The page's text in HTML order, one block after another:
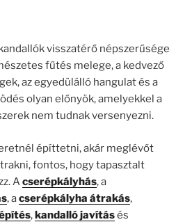
visszatérő népszerűsége
fűtés melege, a kedvező
az egyedülálló hangulat és a
olyan előnyök, amelyekkel a
nem tudnak versenyezni.
építtetni, akár meglévőt
fontos, hogy tapasztalt
Acserépkályhás, a
, acserépkályha átrakás,
,kandalló javításés